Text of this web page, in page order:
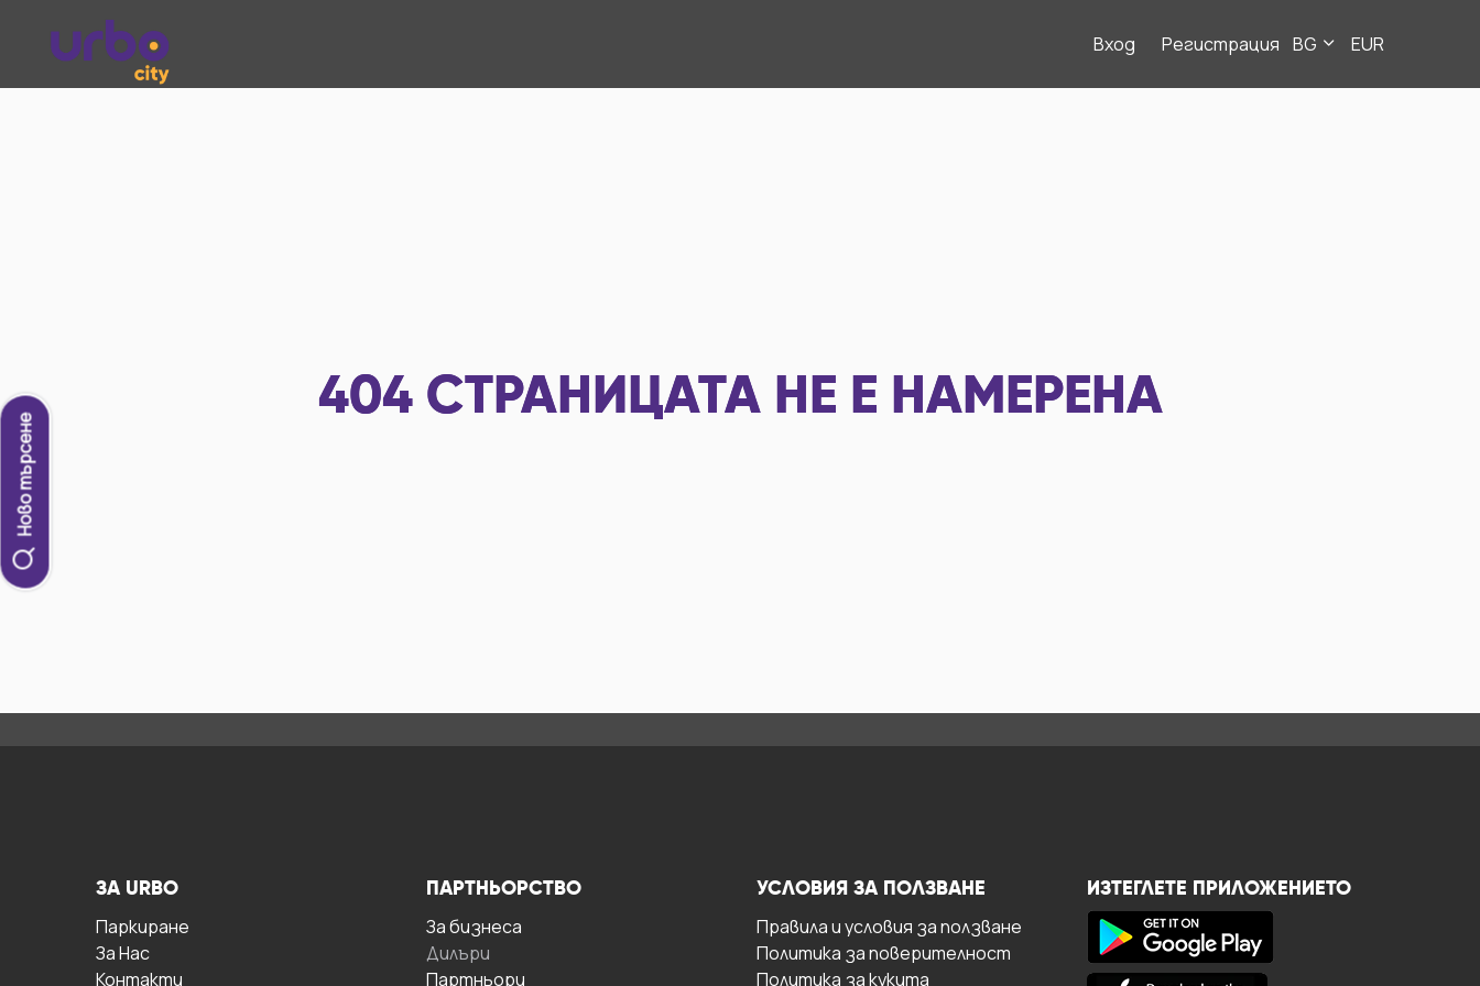
Вход Регистрация BG EUR
Ново търсене
404 СТРАНИЦАТА НЕ Е НАМЕРЕНА
ЗА URBO
Паркиране
За Hас
Контакти
ПАРТНЬОРСТВО
За бизнесa
Дилъри
Партньори
УСЛОВИЯ ЗА ПОЛЗВАНЕ
Правила и условия за ползване
Политика за поверителност
Политика за кукита
ИЗТЕГЛЕТЕ ПРИЛОЖЕНИЕТО